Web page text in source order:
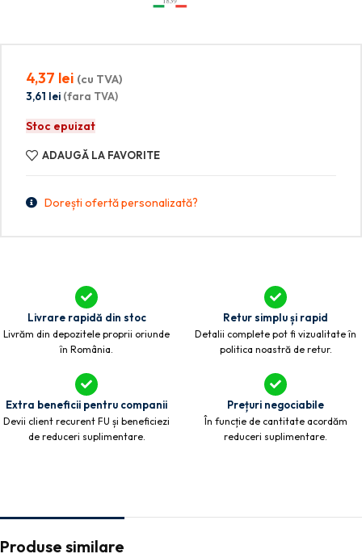
4,37 lei (cu TVA)
3,61 lei (fara TVA)
Stoc epuizat
ADAUGĂ LA FAVORITE
Dorești ofertă personalizată?
Livrare rapidă din stoc
Livrăm din depozitele proprii oriunde
în România.
Retur simplu și rapid
Detalii complete pot fi vizualitate în
politica noastră de retur.
Extra beneficii pentru companii
Devii client recurent FU și beneficiezi
de reduceri suplimentare.
Prețuri negociabile
În funcție de cantitate acordăm
reduceri suplimentare.
Produse similare